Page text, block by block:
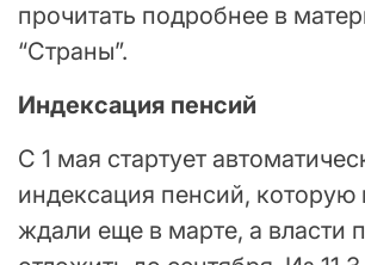
прочитать подробнее в
“Страны”.
Индексация пенсий
С 1 мая стартует
индексация пенсий,
ждали еще в марте, а власти